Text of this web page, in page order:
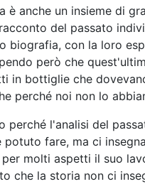
è anche un insieme di
del passato
biografia, con la loro
però che
in bottiglie che
perché noi non lo
l'analisi del
fare, ma ci
molti aspetti il suo
che la storia non ci